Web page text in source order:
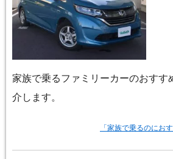
家族で乗るファミリーカーのおすす
介します。
「家族で乗るのにお